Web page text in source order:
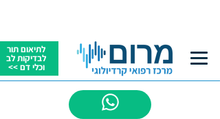
לתיאום תור
לבדיקות לב
וכלי דם >>